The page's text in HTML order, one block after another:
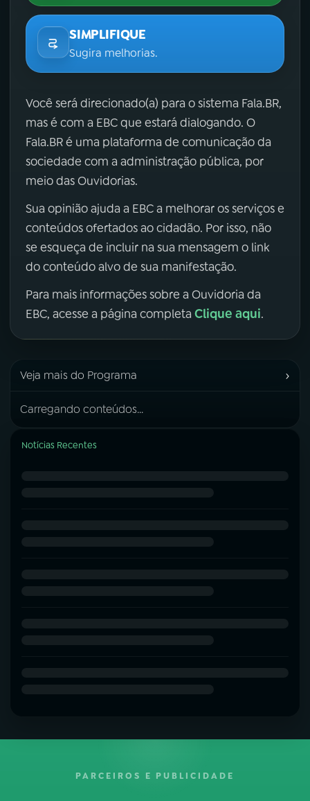
SIMPLIFIQUE
Sugira melhorias.
Você será direcionado(a) para o sistema Fala.BR,
mas é com a EBC que estará dialogando. O
Fala.BR é uma plataforma de comunicação da
sociedade com a administração pública, por
meio das Ouvidorias.
Sua opinião ajuda a EBC a melhorar os serviços e
conteúdos ofertados ao cidadão. Por isso, não
se esqueça de incluir na sua mensagem o link
do conteúdo alvo de sua manifestação.
Para mais informações sobre a Ouvidoria da
EBC, acesse a página completa Clique aqui.
Veja mais do Programa ›
Carregando conteúdos...
Notícias Recentes
PARCEIROS E PUBLICIDADE